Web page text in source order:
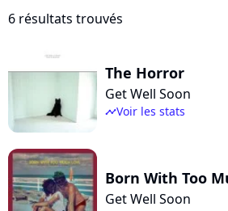
6 résultats trouvés
The Horror
Get Well Soon
timelineVoir les stats
Born With Too
Get Well Soon